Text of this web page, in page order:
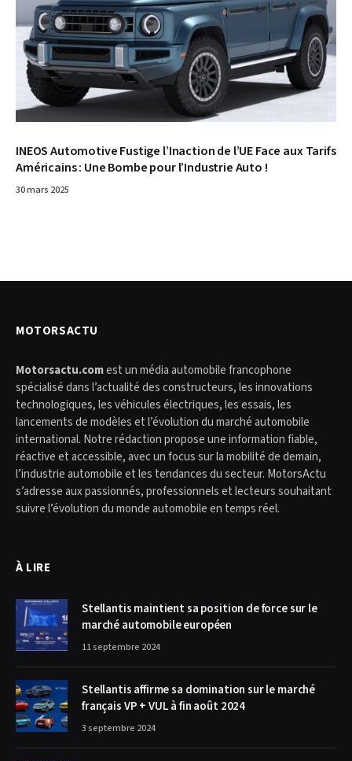
INEOS Automotive Fustige l’Inaction de l’UE Face aux Tarifs
Américains : Une Bombe pour l’Industrie Auto !
30 mars 2025
MOTORSACTU
Motorsactu.comest un média automobile francophone
spécialisé dans l’actualité des constructeurs, les innovations
technologiques, les véhicules électriques, les essais, les
lancements de modèles et l’évolution du marché automobile
international. Notre rédaction propose une information fiable,
réactive et accessible, avec un focus sur la mobilité de demain,
l’industrie automobile et les tendances du secteur. MotorsActu
s’adresse aux passionnés, professionnels et lecteurs souhaitant
suivre l’évolution du monde automobile en temps réel.
À LIRE
Stellantis maintient sa position de force sur le
marché automobile européen
11 septembre 2024
Stellantis affirme sa domination sur le marché
français VP + VUL à fin août 2024
3 septembre 2024